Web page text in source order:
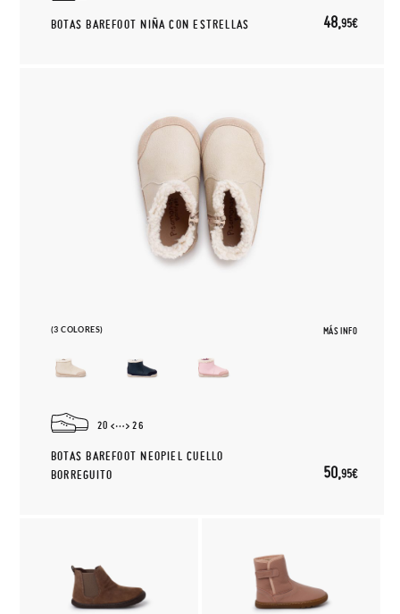
BOTAS BAREFOOT NIÑA CON ESTRELLAS 48,95€
(3 COLORES) MÁS INFO
20 26
BOTAS BAREFOOT NEOPIEL CUELLO
BORREGUITO
50,95€